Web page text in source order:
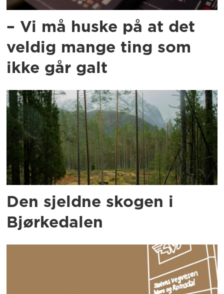
– Vi må huske på at det
veldig mange ting som
ikke går galt
Den sjeldne skogen i
Bjørkedalen